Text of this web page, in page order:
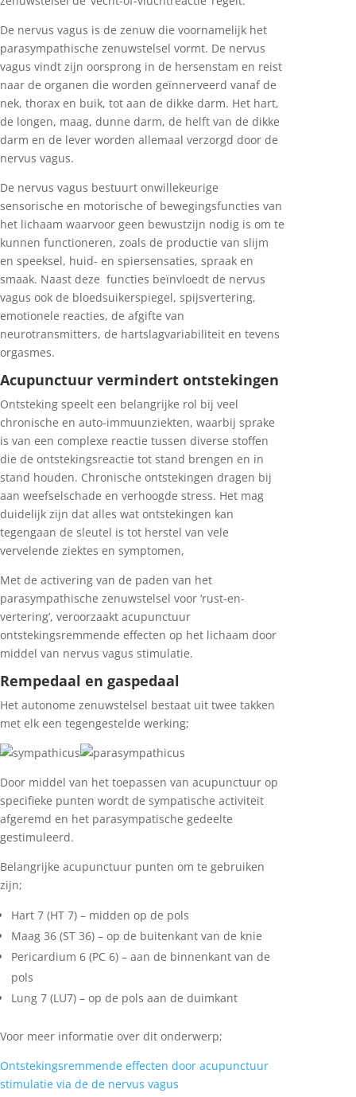
De nervus vagus is de zenuw die voornamelijk het
parasympathische zenuwstelsel vormt. De nervus
vagus vindt zijn oorsprong in de hersenstam en reist
naar de organen die worden geïnnerveerd vanaf de
nek, thorax en buik, tot aan de dikke darm. Het hart,
de longen, maag, dunne darm, de helft van de dikke
darm en de lever worden allemaal verzorgd door de
nervus vagus.
De nervus vagus bestuurt onwillekeurige
sensorische en motorische of bewegingsfuncties van
het lichaam waarvoor geen bewustzijn nodig is om te
kunnen functioneren, zoals de productie van slijm
en speeksel, huid- en spiersensaties, spraak en
smaak. Naast deze functies beïnvloedt de nervus
vagus ook de bloedsuikerspiegel, spijsvertering,
emotionele reacties, de afgifte van
neurotransmitters, de hartslagvariabiliteit en tevens
orgasmes.
Acupunctuur vermindert ontstekingen
Ontsteking speelt een belangrijke rol bij veel
chronische en auto-immuunziekten, waarbij sprake
is van een complexe reactie tussen diverse stoffen
die de ontstekingsreactie tot stand brengen en in
stand houden. Chronische ontstekingen dragen bij
aan weefselschade en verhoogde stress. Het mag
duidelijk zijn dat alles wat ontstekingen kan
tegengaan de sleutel is tot herstel van vele
vervelende ziektes en symptomen,
Met de activering van de paden van het
parasympathische zenuwstelsel voor ‘rust-en-
vertering’, veroorzaakt acupunctuur
ontstekingsremmende effecten op het lichaam door
middel van nervus vagus stimulatie.
Rempedaal en gaspedaal
Het autonome zenuwstelsel bestaat uit twee takken
met elk een tegengestelde werking;
Door middel van het toepassen van acupunctuur op
specifieke punten wordt de sympatische activiteit
afgeremd en het parasympatische gedeelte
gestimuleerd.
Belangrijke acupunctuur punten om te gebruiken
zijn;
Hart 7 (HT 7) – midden op de pols
Maag 36 (ST 36) – op de buitenkant van de knie
Pericardium 6 (PC 6) – aan de binnenkant van de
pols
Lung 7 (LU7) – op de pols aan de duimkant
Voor meer informatie over dit onderwerp;
Ontstekingsremmende effecten door acupunctuur
stimulatie via de de nervus vagus